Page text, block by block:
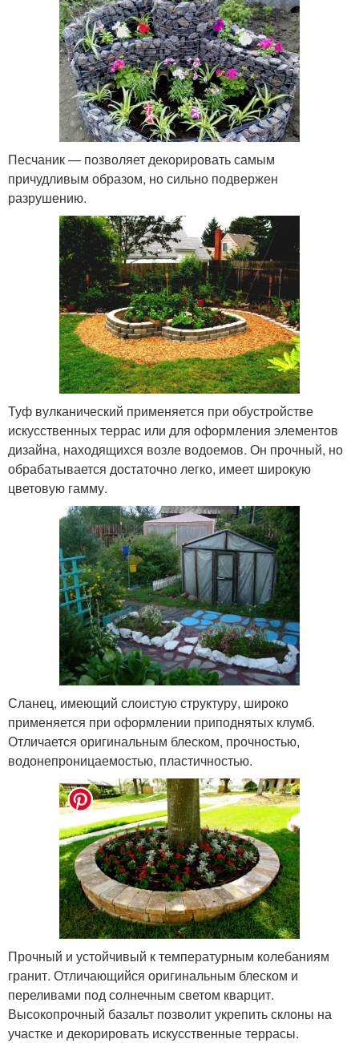
Песчаник — позволяет декорировать самым
причудливым образом, но сильно подвержен
разрушению.
Туф вулканический применяется при обустройстве
искусственных террас или для оформления элементов
дизайна, находящихся возле водоемов. Он прочный, но
обрабатывается достаточно легко, имеет широкую
цветовую гамму.
Сланец, имеющий слоистую структуру, широко
применяется при оформлении приподнятых клумб.
Отличается оригинальным блеском, прочностью,
водонепроницаемостью, пластичностью.
Прочный и устойчивый к температурным колебаниям
гранит. Отличающийся оригинальным блеском и
переливами под солнечным светом кварцит.
Высокопрочный базальт позволит укрепить склоны на
участке и декорировать искусственные террасы.